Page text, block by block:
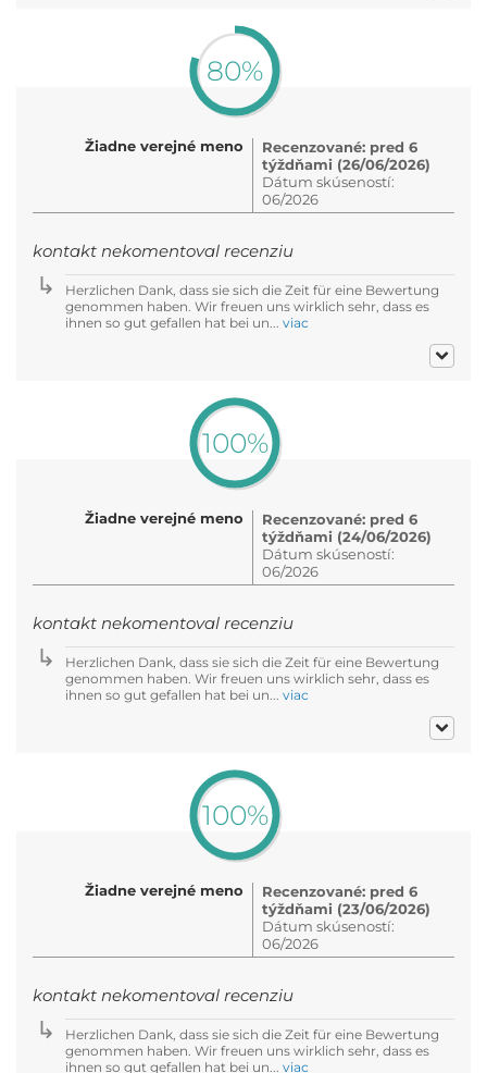
80%
Žiadne verejné meno
Recenzované: pred 6
týždňami (26/06/2026)
Dátum skúseností:
06/2026
kontakt nekomentoval recenziu
Herzlichen Dank, dass sie sich die Zeit für eine Bewertung
genommen haben. Wir freuen uns wirklich sehr, dass es
ihnen so gut gefallen hat bei un... viac
100%
Žiadne verejné meno
Recenzované: pred 6
týždňami (24/06/2026)
Dátum skúseností:
06/2026
kontakt nekomentoval recenziu
Herzlichen Dank, dass sie sich die Zeit für eine Bewertung
genommen haben. Wir freuen uns wirklich sehr, dass es
ihnen so gut gefallen hat bei un... viac
100%
Žiadne verejné meno
Recenzované: pred 6
týždňami (23/06/2026)
Dátum skúseností:
06/2026
kontakt nekomentoval recenziu
Herzlichen Dank, dass sie sich die Zeit für eine Bewertung
genommen haben. Wir freuen uns wirklich sehr, dass es
ihnen so gut gefallen hat bei un... viac